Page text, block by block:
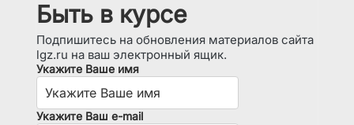
Быть в курсе
Подпишитесь на обновления материалов сайта
lgz.ru на ваш электронный ящик.
Укажите Ваше имя
Укажите Ваш e-mail